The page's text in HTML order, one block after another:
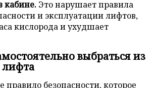
кабине. Это нарушает правила
и эксплуатации лифтов,
кислорода и ухудшает
выбраться из
лифта
правило безопасности, которое